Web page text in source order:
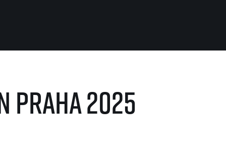
Pro závodníky
Pravidla a všeobecné informace
Praha 2025